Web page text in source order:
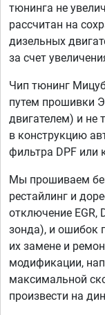
тюнинга не
рассчитан на
дизельных
за счет
Чип тюнинг
путем прошивки
двигателем) и не
в конструкцию
фильтра DPF или
Мы прошиваем
рестайлинг и
отключение EGR,
зонда), и ошибок
их замене и
модификации,
максимальной
произвести на